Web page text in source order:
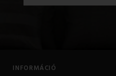
INFORMÁCIÓ